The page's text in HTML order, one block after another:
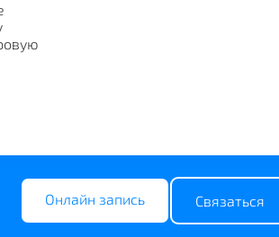
Онлайн запись Связаться